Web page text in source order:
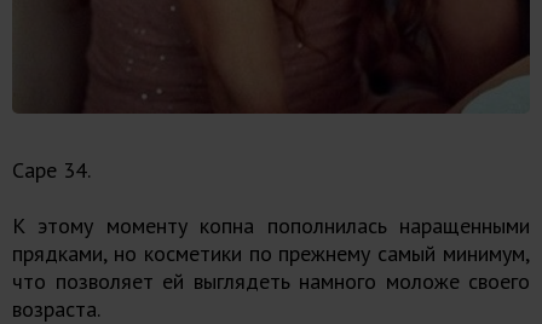
Саре 34.
К этому моменту копна пополнилась наращенными
прядками, но косметики по прежнему самый минимум,
что позволяет ей выглядеть намного моложе своего
возраста.